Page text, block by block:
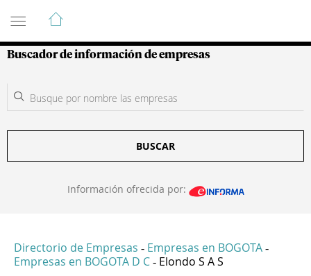
Guía de Empresas Colombianas
Buscador de información de empresas
BUSCAR
Información ofrecida por:
Directorio de Empresas - Empresas en BOGOTA -
Empresas en BOGOTA D C - Elondo S A S